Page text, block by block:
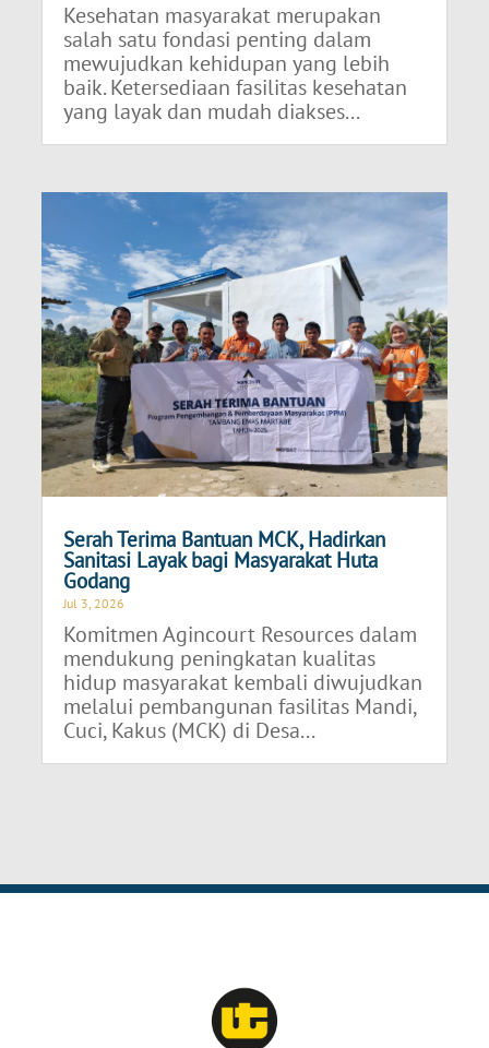
Kesehatan masyarakat merupakan
salah satu fondasi penting dalam
mewujudkan kehidupan yang lebih
baik. Ketersediaan fasilitas kesehatan
yang layak dan mudah diakses...
Serah Terima Bantuan MCK, Hadirkan
Sanitasi Layak bagi Masyarakat Huta
Godang
Jul 3, 2026
Komitmen Agincourt Resources dalam
mendukung peningkatan kualitas
hidup masyarakat kembali diwujudkan
melalui pembangunan fasilitas Mandi,
Cuci, Kakus (MCK) di Desa...